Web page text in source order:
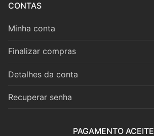
Trompa
Trompete
Trombone
Eufónio
Tuba
CONTAS
Minha conta
Finalizar compras
Detalhes da conta
Recuperar senha
PAGAMENTO ACEITE